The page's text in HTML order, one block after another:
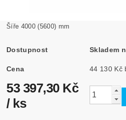
Šíře 4000 (5600) mm
Dostupnost Skladem
Cena
53 397,30 Kč
/ ks